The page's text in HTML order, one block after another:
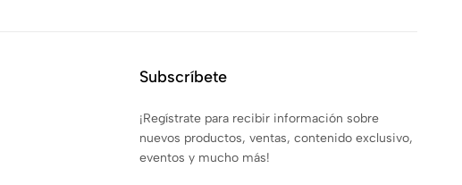
Subscríbete
¡Regístrate para recibir información sobre
nuevos productos, ventas, contenido exclusivo,
eventos y mucho más!